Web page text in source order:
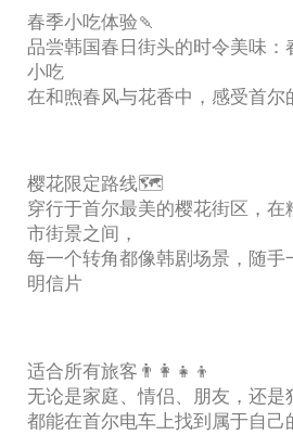
春季小吃体验🍡
品尝韩国春日街头的时令美味
小吃
在和煦春风与花香中，感受首尔
樱花限定路线🗺️
穿行于首尔最美的樱花街区，
市街景之间，
每一个转角都像韩剧场景，随手
明信片
适合所有旅客👨‍👩‍👧‍👦
无论是家庭、情侣、朋友，还是
都能在首尔电车上找到属于自己